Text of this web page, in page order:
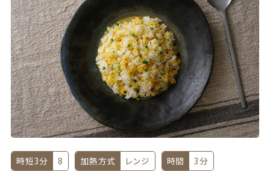
時短3分 8 加熱方式 レンジ 時間 3分